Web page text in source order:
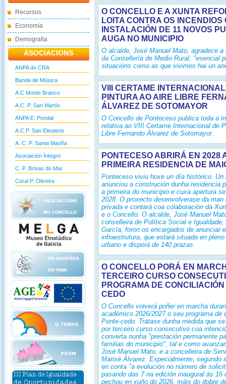
Recursos
Economía
Demografía
ASOCIACIONS
ANPA do CRA
Banda de Música
A.C Monte Branco
A.C. P. San Martín
ANPA E. Pondal
A.C.P. San Eleuterio
A. C. P. Santa Mariña
Asociación Íntegro
C. P. Brisas do Mar
Coral P. Oliveira
O CONCELLO E A XUNTA
LOITA CONTRA OS INCENDIOS
INSTALACIÓN DE 11 NOVOS
AUGA NO MUNICIPIO
O alcalde, José Manuel Mato, agradece a
da Consellería de Medio Rural, "esencial
situacións como as que vivimos hai un
VIII CERTAME
PINTURA AO AIRE LIBRE
ÁLVAREZ DE SOTOMAYOR
O Concello de Ponteceso publica toda a
relativa ao VIII Certame Internacional de
Libre Fernando Álvarez de Sotomayor.
PONTECESO ABRIRÁ EN 2028
PRIMEIRA RESIDENCIA DE
Ponteceso viviu hoxe un día histórico. Un
anunciou a construción dunha residencia
a primeira do municipio e cuxa apertura
2028. O proxecto desenvolverase da man
privada e contará coa colaboración da
e o Concello. O alcalde, José Manuel
conselleira de Política Social e Igualdade,
García, foron os encargados de anunciar
infraestrutura, que estará situada en
urbano e disporá de 140 prazas.
O CONCELLO PORÁ EN
TERCEIRO CURSO
PROGRAMA DE
CEDO
O Concello volverá poñer en marcha
académico 2026/2027 o seu programa de
Ponte-cedo. Trátase dunha medida que
por terceiro curso consecutivo coa
converta nunha "prestación permanente
familias do municipio", tal e como
José Manuel Mato, e a concelleira de
Marisé Álvarez. Especialmente, segundo
en conta "a evolución no número de
pasando das 7 na edición inaugural ás 16
pechou en xuño do 2026, máis do dobre